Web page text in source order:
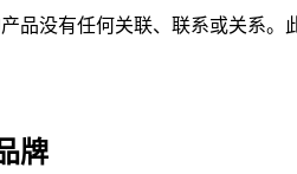
产品没有任何关联、联系或关系
牌